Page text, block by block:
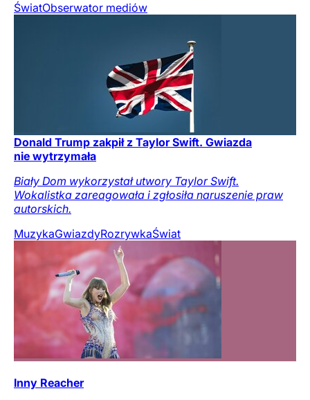
ŚwiatObserwator mediów
Donald Trump zakpił z Taylor Swift. Gwiazda
nie wytrzymała
Biały Dom wykorzystał utwory Taylor Swift.
Wokalistka zareagowała i zgłosiła naruszenie praw
autorskich.
MuzykaGwiazdyRozrywkaŚwiat
Inny Reacher